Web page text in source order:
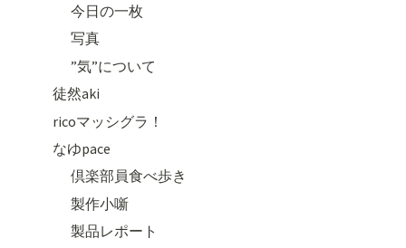
今日の一枚
写真
”気”について
徒然aki
ricoマッシグラ！
なゆpace
倶楽部員食べ歩き
製作小噺
製品レポート